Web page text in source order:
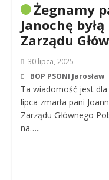
Żegnamy
Janochę
Zarządu
30 lipca, 2025
BOP PSONI Jarosław
Ta wiadomość jest
lipca zmarła pani
Zarządu Głównego
na…..